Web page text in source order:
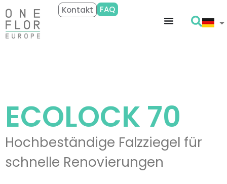
Kontakt FAQ
ECOLOCK 70
Hochbeständige Falzziegel für
schnelle Renovierungen